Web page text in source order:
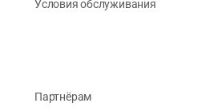
Условия обслуживания
Партнёрам